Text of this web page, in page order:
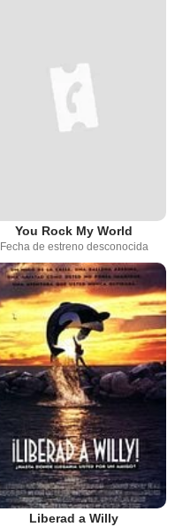
You Rock My World
Fecha de estreno desconocida
Liberad a Willy